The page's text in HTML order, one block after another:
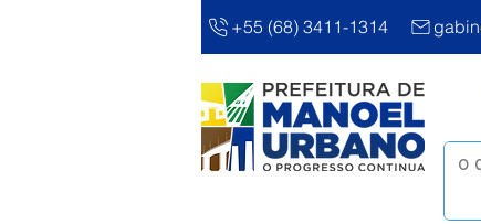
+55 (68) 3411-1314